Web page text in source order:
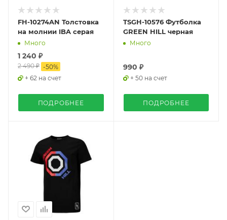
FH-10274AN Толстовка
на молнии IBA серая
Много
1 240 ₽
2 490 ₽ -50%
+ 62 на счет
ПОДРОБНЕЕ
TSGH-10576 Футболка
GREEN HILL черная
Много
990 ₽
+ 50 на счет
ПОДРОБНЕЕ